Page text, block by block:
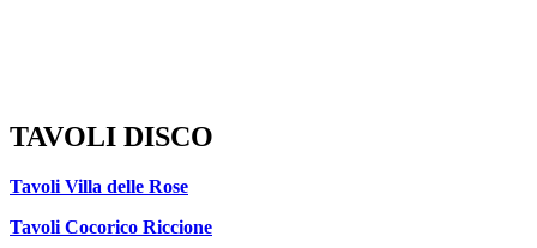
TAVOLI DISCO
Tavoli Villa delle Rose
Tavoli Cocorico Riccione